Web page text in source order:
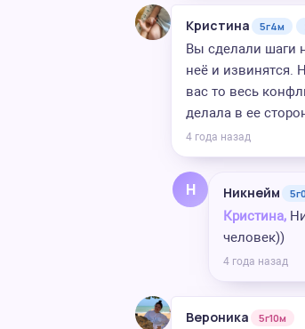
Кристина 5г4м
Вы сделали шаги
неё и извинятся.
вас то весь
делала в ее
4 года назад
Н Никнейм
Кристина,
человек))
4 года назад
Вероника 5г10м